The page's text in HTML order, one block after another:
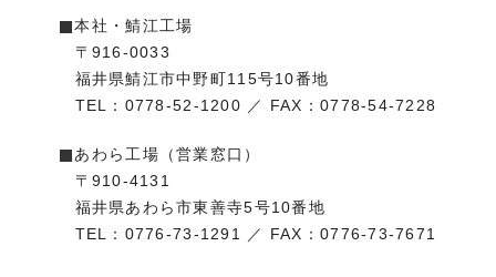
本社・鯖江工場
〒916-0033
福井県鯖江市中野町115号10番地
TEL：0778-52-1200 ／ FAX：0778-54-7228
あわら工場（営業窓口）
〒910-4131
福井県あわら市東善寺5号10番地
TEL：0776-73-1291 ／ FAX：0776-73-7671